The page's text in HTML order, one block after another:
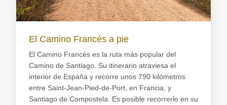
El Camino Francés a pie
El Camino Francés es la ruta más popular del
Camino de Santiago. Su itinerario atraviesa el
interior de España y recorre unos 790 kilómetros
entre Saint-Jean-Pied-de-Port, en Francia, y
Santiago de Compostela. Es posible recorrerlo en su